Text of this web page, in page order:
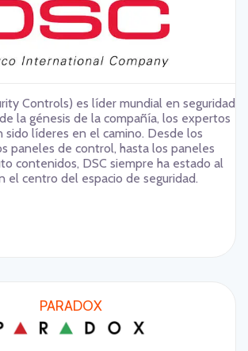
Controls) es líder mundial en seguridad
la génesis de la compañía, los expertos
sido líderes en el camino. Desde los
paneles de control, hasta los paneles
contenidos, DSC siempre ha estado al
el centro del espacio de seguridad.
PARADOX